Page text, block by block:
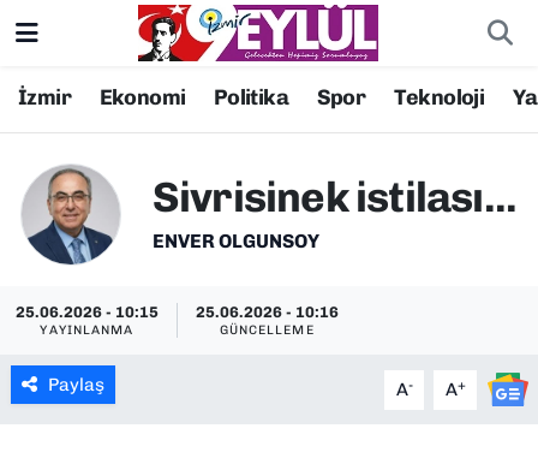
İzmir Ekonomi Politika Spor Teknoloji
Sivrisinek istilası...
ENVER OLGUNSOY
25.06.2026 - 10:15
YAYINLANMA
25.06.2026 - 10:16
GÜNCELLEME
Paylaş A- A+
Resmi İlanlar
DÜNYA
EKONOMİ
KÜLTÜR SANAT
Konak Nöbetçi Eczaneler
Konak Trafik Yoğunluk Haritası
Tüm Manşetler
Son Dakika Haberleri